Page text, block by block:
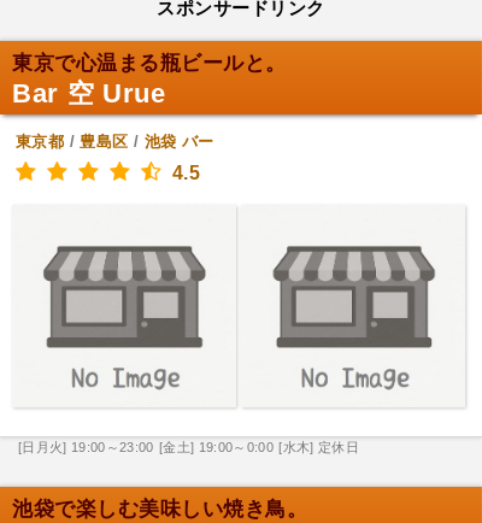
スポンサードリンク
東京で心温まる瓶ビールと。
Bar 空 Urue
東京都 /豊島区 / 池袋 バー
4.5
[日月火] 19:00～23:00 [金土] 19:00～0:00 [水木] 定休日
池袋で楽しむ美味しい焼き鳥。